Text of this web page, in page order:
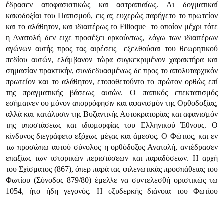
έδρασεν αποφασιστικώς και αστραπιαίως. Αι δογματικαί
κακοδοξίαι του Παπισμού, εις ας ευχερώς παρήγετο το πρωτείον
και το αλάθητον, και ιδιαιτέρως το Filioque  το οποίον μέχρι τότε
η Ανατολή δεν ειχε προσέξει αρκούντως, λόγω των ιδιαιτέρων
αγώνων αυτής προς τας αιρέσεις  εξελθούσαι του θεωρητικού
πεδίου αυτών, ελάμβανον τώρα συγκεκριμένον χαρακτήρα και
σημασίαν πρακτικήν, συνδεδυασμένως δε προς το απολυταρχικόν
πρωτείον και το αλάθητον, ετοποθετούντο το πρώτον ορθώς επί
της πραγματικής βάσεως αυτών. Ο παπικός επεκτατισμός
εσήμαινεν ου μόνον απορρόφησιν και αφανισμόν της Ορθοδοξίας,
αλλά και κατάλυσιν της Βυζαντινής Αυτοκρατορίας και αφανισμόν
της υποστάσεως και ιδιομορφίας του Ελληνικού Έθνους. Ο
κίνδυνος διεγράφετο εξόχως μέγας και άμεσος. Ο Φώτιος, και εν
τω προσώπω αυτού σύνολος η ορθόδοξος Ανατολή, αντέδρασεν
επαξίως των ιστορικών περιστάσεων και παραδόσεων. Η αρχή
του Σχίσματος (867), όπερ παρά τας φιλενωτικάς προσπάθειας του
Φωτίου (Σύνοδος 879/80) έμελλε να συντελεσθή οριστικώς τω
1054, ήτο ήδη γεγονός. Η οξυδερκής διάνοια του Φωτίου